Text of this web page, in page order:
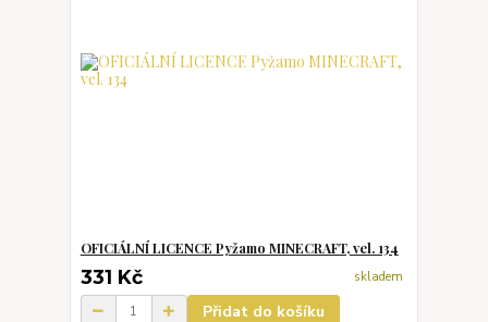
OFICIÁLNÍ LICENCE Pyžamo MINECRAFT, vel. 134
331 Kč skladem
Přidat do košíku